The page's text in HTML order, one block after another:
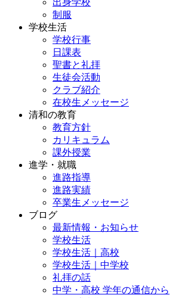
制服
学校生活
学校行事
日課表
聖書と礼拝
生徒会活動
クラブ紹介
在校生メッセージ
清和の教育
教育方針
カリキュラム
課外授業
進学・就職
進路指導
進路実績
卒業生メッセージ
ブログ
最新情報・お知らせ
学校生活
学校生活｜高校
学校生活｜中学校
礼拝の話
中学・高校 学年の通信から